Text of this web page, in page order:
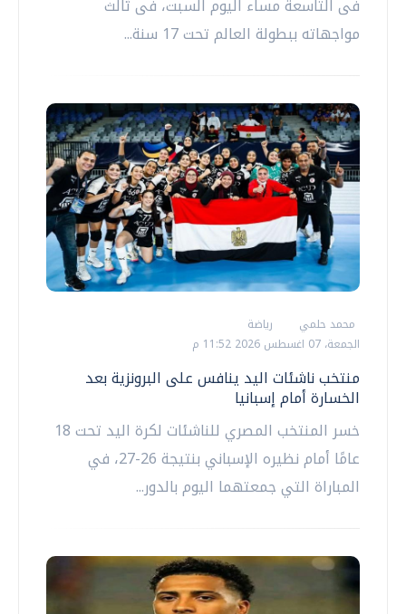
فى التاسعة مساء اليوم السبت، فى ثالث
مواجهاته ببطولة العالم تحت 17 سنة...
محمد حلمي
رياضة
الجمعة، 07 اغسطس 2026 11:52 م
منتخب ناشئات اليد ينافس على البرونزية بعد
الخسارة أمام إسبانيا
خسر المنتخب المصري للناشئات لكرة اليد تحت 18
عامًا أمام نظيره الإسباني بنتيجة 26-27، في
المباراة التي جمعتهما اليوم بالدور...